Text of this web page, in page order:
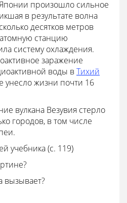
произошло сильное
в результате волна
десятков метров
станцию
систему охлаждения.
заражение
воды вТихий
унесло жизни почти 16
вулкана Везувия стерло
городов, в том числе
учебника (с. 119)
вызывает?